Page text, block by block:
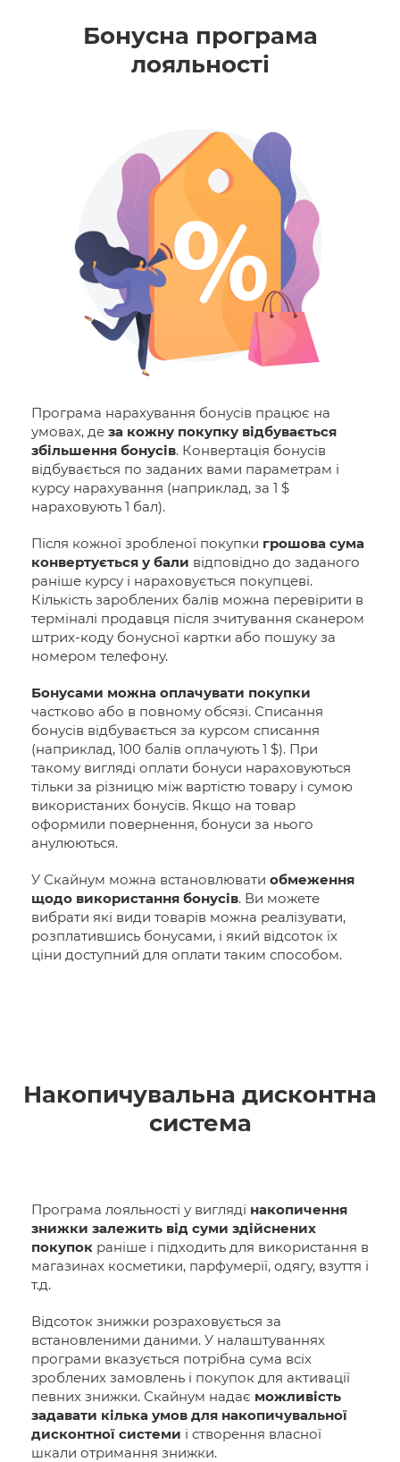
Бонусна програма
лояльності
Програма нарахування бонусів працює на
умовах, де за кожну покупку відбувається
збільшення бонусів. Конвертація бонусів
відбувається по заданих вами параметрам і
курсу нарахування (наприклад, за 1 $
нараховують 1 бал).
Після кожної зробленої покупки грошова сума
конвертується у бали відповідно до заданого
раніше курсу і нараховується покупцеві.
Кількість зароблених балів можна перевірити в
терміналі продавця після зчитування сканером
штрих-коду бонусної картки або пошуку за
номером телефону.
Бонусами можна оплачувати покупки
частково або в повному обсязі. Списання
бонусів відбувається за курсом списання
(наприклад, 100 балів оплачують 1 $). При
такому вигляді оплати бонуси нараховуються
тільки за різницю між вартістю товару і сумою
використаних бонусів. Якщо на товар
оформили повернення, бонуси за нього
анулюються.
У Скайнум можна встановлювати обмеження
щодо використання бонусів. Ви можете
вибрати які види товарів можна реалізувати,
розплатившись бонусами, і який відсоток їх
ціни доступний для оплати таким способом.
Накопичувальна дисконтна
система
Програма лояльності у вигляді накопичення
знижки залежить від суми здійснених
покупок раніше і підходить для використання в
магазинах косметики, парфумерії, одягу, взуття і
т.д.
Відсоток знижки розраховується за
встановленими даними. У налаштуваннях
програми вказується потрібна сума всіх
зроблених замовлень і покупок для активації
певних знижки. Скайнум надає можливість
задавати кілька умов для накопичувальної
дисконтної системи і створення власної
шкали отримання знижки.